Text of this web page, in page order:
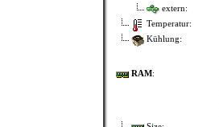
extern:
Temperatur:
Kühlung:
RAM: